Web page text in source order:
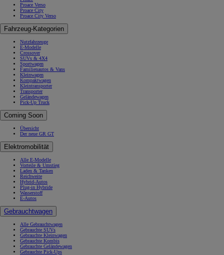
Proace Verso
Proace City
Proace City Verso
Fahrzeug-Kategorien
Nutzfahrzeuge
E-Modelle
Crossover
SUVs & 4X4
Sportwagen
Familienautos & Vans
Kleinwagen
Kompaktwagen
Kleintransporter
Transporter
Geländewagen
Pick-Up Truck
Coming Soon
Übersicht
Der neue GR GT
Elektromobilität
Alle E-Modelle
Vorteile & Umstieg
Laden & Tanken
Reichweite
Hybrid-Autos
Plug-in Hybride
Wasserstoff
E-Autos
Gebrauchtwagen
Alle Gebrauchtwagen
Gebrauchte SUVs
Gebrauchte Kleinwagen
Gebrauchte Kombis
Gebrauchte Geländewagen
Gebrauchte Pick-Ups